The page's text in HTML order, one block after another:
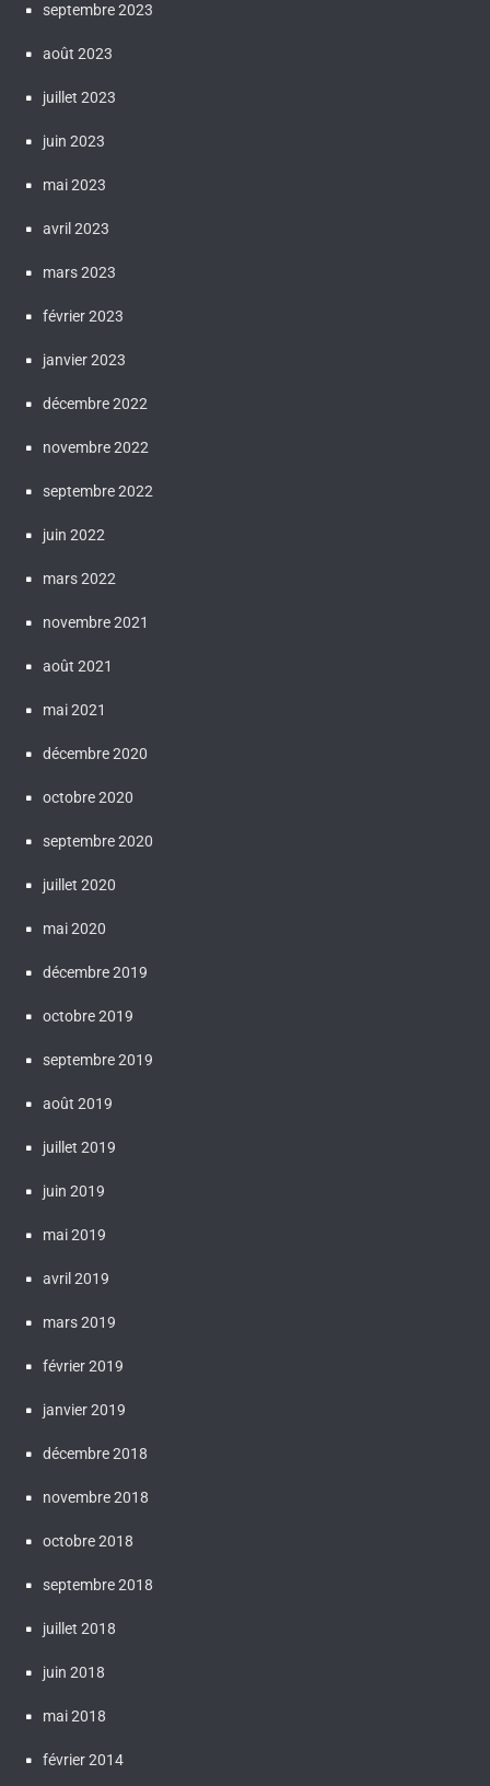
septembre 2023
août 2023
juillet 2023
juin 2023
mai 2023
avril 2023
mars 2023
février 2023
janvier 2023
décembre 2022
novembre 2022
septembre 2022
juin 2022
mars 2022
novembre 2021
août 2021
mai 2021
décembre 2020
octobre 2020
septembre 2020
juillet 2020
mai 2020
décembre 2019
octobre 2019
septembre 2019
août 2019
juillet 2019
juin 2019
mai 2019
avril 2019
mars 2019
février 2019
janvier 2019
décembre 2018
novembre 2018
octobre 2018
septembre 2018
juillet 2018
juin 2018
mai 2018
février 2014